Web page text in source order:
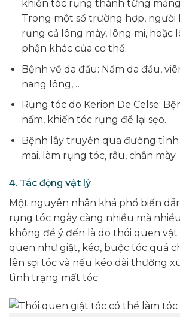
khiến tóc rụng thành từng
Trong một số trường hợp, người
rụng cả lông mày, lông mi, hoặc
phận khác của cơ thể.
Bệnh về da đầu: Nấm da đầu,
nang lông,…
Rụng tóc do Kerion De Celse:
nấm, khiến tóc rụng để lại sẹo.
Bệnh lây truyền qua đường
mai, làm rụng tóc, râu, chân mày.
4. Tác động vật lý
Một nguyên nhân khá phổ biến
rụng tóc ngày càng nhiều mà
không để ý đến là do thói quen vật
quen như giật, kéo, buộc tóc quá
lên sợi tóc và nếu kéo dài thường
tình trạng mất tóc